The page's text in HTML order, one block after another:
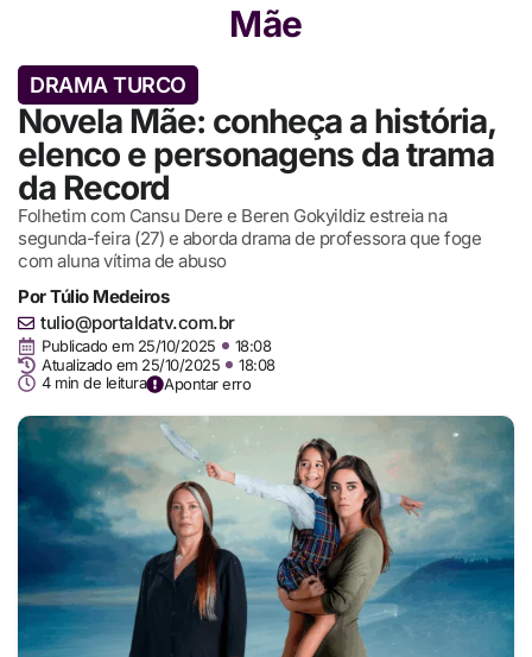
Mãe
DRAMA TURCO
Novela Mãe: conheça a história,
elenco e personagens da trama
da Record
Folhetim com Cansu Dere e Beren Gokyildiz estreia na
segunda-feira (27) e aborda drama de professora que foge
com aluna vítima de abuso
PorTúlio Medeiros
tulio@portaldatv.com.br
Publicado em 25/10/2025
18:08
Atualizado em 25/10/2025
18:08
4 min de leitura
Apontar erro